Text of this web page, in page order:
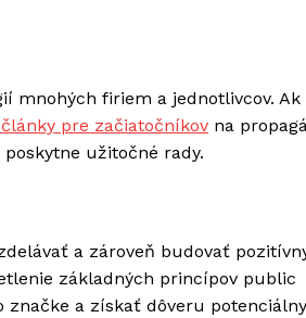
mnohých firiem a jednotlivcov. Ak
články pre začiatočníkov na
užitočné rady.
a zároveň budovať
základných princípov public
a získať dôveru